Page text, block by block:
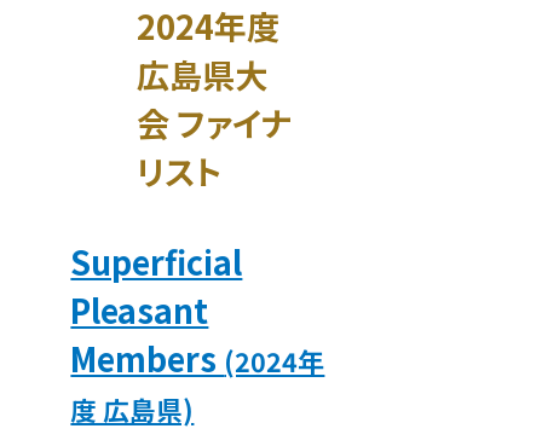
2024年度
広島県大
会 ファイナ
リスト
Superficial
Pleasant
Members (2024年
度 広島県)